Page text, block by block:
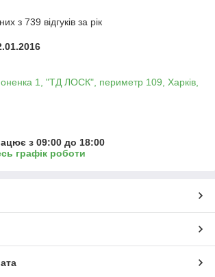
з 739 відгуків за рік
1, "ТД ЛОСК", периметр 109, Харків,
з 09:00 до 18:00
графік роботи